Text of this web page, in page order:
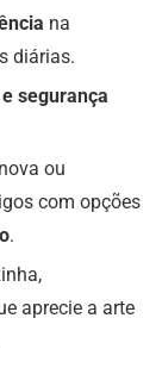
na
diárias.
segurança
ou
com opções
.
aprecie a arte